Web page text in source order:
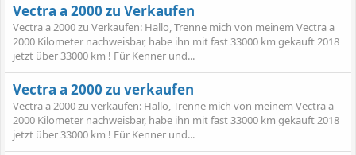
Vectra a 2000 zu Verkaufen
Vectra a 2000 zu Verkaufen: Hallo, Trenne mich von meinem Vectra a
2000 Kilometer nachweisbar, habe ihn mit fast 33000 km gekauft 2018
jetzt über 33000 km ! Für Kenner und...
Vectra a 2000 zu verkaufen
Vectra a 2000 zu verkaufen: Hallo, Trenne mich von meinem Vectra a
2000 Kilometer nachweisbar, habe ihn mit fast 33000 km gekauft 2018
jetzt über 33000 km ! Für Kenner und...